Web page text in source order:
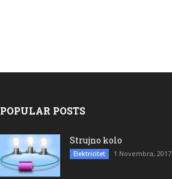
POPULAR POSTS
Strujno kolo
Elektricitet 1 Novembra, 2017